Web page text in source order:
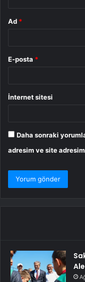
Ad *
E-posta *
İnternet sitesi
Daha sonraki
adresim ve site